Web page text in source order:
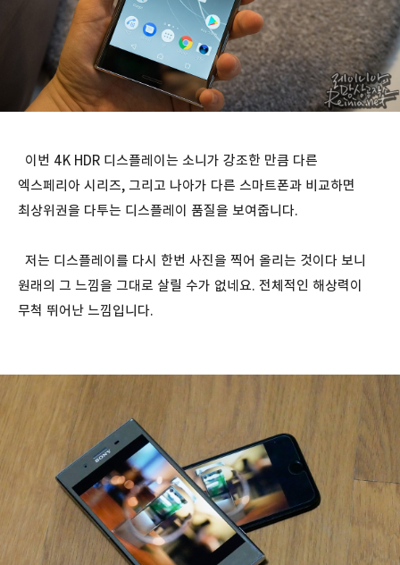
이번 4K HDR 디스플레이는 소니가 강조한 만큼 다른
엑스페리아 시리즈, 그리고 나아가 다른 스마트폰과 비교하면
최상위권을 다투는 디스플레이 품질을 보여줍니다.
저는 디스플레이를 다시 한번 사진을 찍어 올리는 것이다 보니
원래의 그 느낌을 그대로 살릴 수가 없네요. 전체적인 해상력이
무척 뛰어난 느낌입니다.